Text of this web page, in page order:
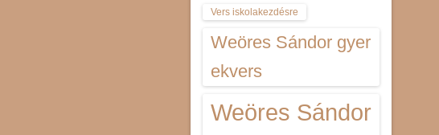
Vers iskolakezdésre
Weöres Sándor gyer
ekvers
Weöres Sándor